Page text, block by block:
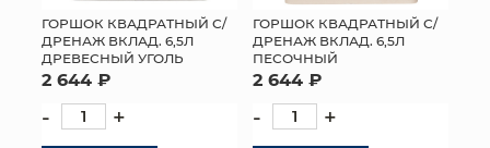
ГОРШОК КВАДРАТНЫЙ С/
ДРЕНАЖ ВКЛАД. 6,5Л
ДРЕВЕСНЫЙ УГОЛЬ
2 644 ₽
- +
ГОРШОК КВАДРАТНЫЙ С/
ДРЕНАЖ ВКЛАД. 6,5Л
ПЕСОЧНЫЙ
2 644 ₽
- +